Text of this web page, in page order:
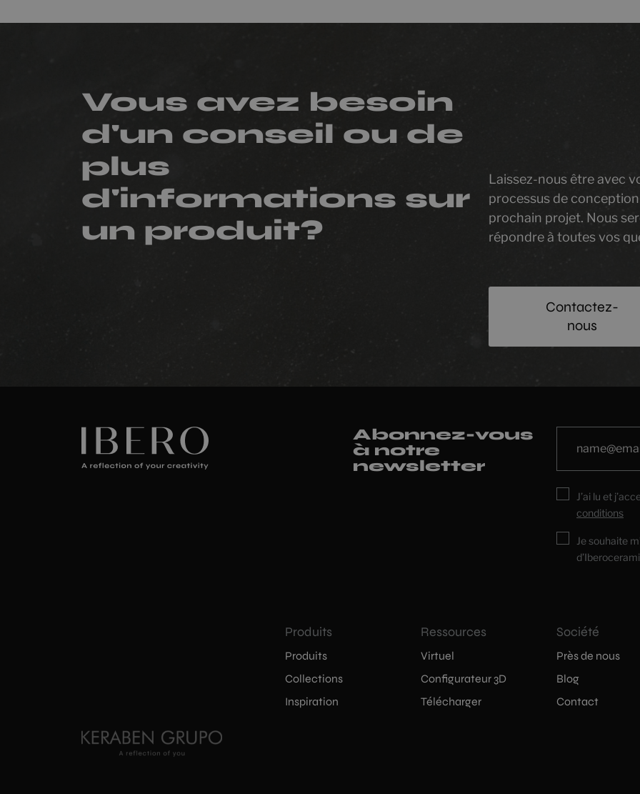
Vous avez besoin
d'un conseil ou de
plus
d'informations sur
un produit?
Laissez-nous être avec
processus de
prochain projet. Nous
répondre à toutes vos
Contactez-
nous
Abonnez-vous
à notre
newsletter
J’ai lu et
conditions
Je souhaite
Produits
Produits
Collections
Inspiration
Ressources
Virtuel
Configurateur 3D
Télécharger
Société
Près de nous
Blog
Contact